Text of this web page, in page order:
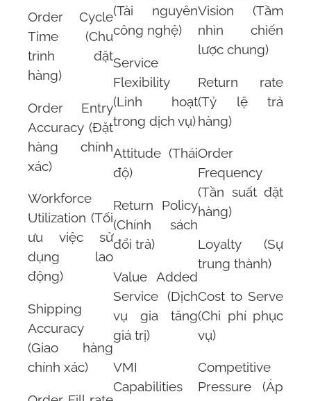
Order Cycle
Time (Chu
trình đặt
hàng)
Order Entry
Accuracy (Đặt
hàng chính
xác)
Workforce
Utilization (Tối
ưu việc sử
dụng lao
động)
Shipping
Accuracy
(Giao hàng
chính xác)
(Tài nguyên
công nghệ)
Service
Flexibility
(Linh hoạt
trong dịch vụ)
Attitude (Thái
độ)
Return Policy
(Chính sách
đổi trả)
Value Added
Service (Dịch
vụ gia tăng
giá trị)
VMI
Capabilities
Vision (Tầm
nhìn chiến
lược chung)
Return rate
(Tỷ lệ trả
hàng)
Order
Frequency
(Tần suất đặt
hàng)
Loyalty (Sự
trung thành)
Cost to Serve
(Chi phí phục
vụ)
Competitive
Pressure (Áp